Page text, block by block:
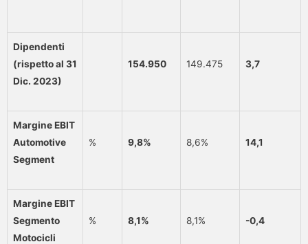
Dipendenti
(rispetto al 31
Dic. 2023)
154.950 149.475 3,7
Margine EBIT
Automotive
Segment
% 9,8% 8,6% 14,1
Margine EBIT
Segmento
Motocicli
% 8,1% 8,1% -0,4